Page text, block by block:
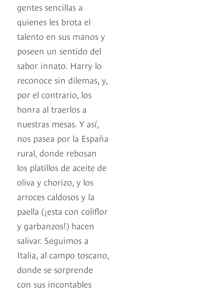
gentes sencillas a
quienes les brota el
talento en sus manos y
poseen un sentido del
sabor innato. Harry lo
reconoce sin dilemas, y,
por el contrario, los
honra al traerlos a
nuestras mesas. Y así,
nos pasea por la España
rural, donde rebosan
los platillos de aceite de
oliva y chorizo, y los
arroces caldosos y la
paella (¡esta con coliflor
y garbanzos!) hacen
salivar. Seguimos a
Italia, al campo toscano,
donde se sorprende
con sus incontables